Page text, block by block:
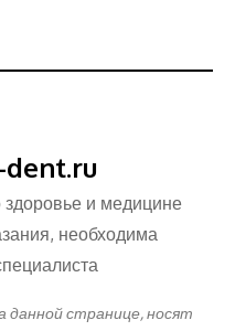
и медицине
необходима
странице, носят